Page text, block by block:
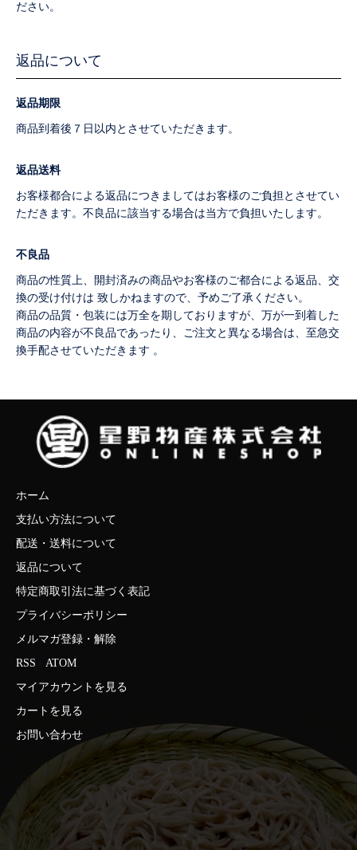
ださい。
返品について
返品期限
商品到着後７日以内とさせていただきます。
返品送料
お客様都合による返品につきましてはお客様のご負担とさせてい
ただきます。不良品に該当する場合は当方で負担いたします。
不良品
商品の性質上、開封済みの商品やお客様のご都合による返品、交
換の受け付けは 致しかねますので、予めご了承ください。
商品の品質・包装には万全を期しておりますが、万が一到着した
商品の内容が不良品であったり、ご注文と異なる場合は、至急交
換手配させていただきます 。
ホーム
支払い方法について
配送・送料について
返品について
特定商取引法に基づく表記
プライバシーポリシー
メルマガ登録・解除
RSS / ATOM
マイアカウントを見る
カートを見る
お問い合わせ